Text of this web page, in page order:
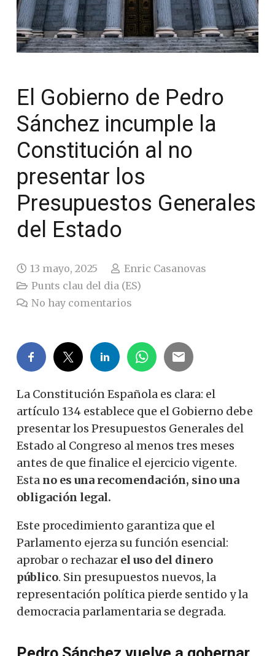
El Gobierno de Pedro
Sánchez incumple la
Constitución al no
presentar los
Presupuestos Generales
del Estado
13 mayo, 2025
Enric Casanovas
Punts clau del dia (ES)
No hay comentarios
La Constitución Española es clara: el
artículo 134 establece que el Gobierno debe
presentar los Presupuestos Generales del
Estado al Congreso al menos tres meses
antes de que finalice el ejercicio vigente.
Esta no es una recomendación, sino una
obligación legal.
Este procedimiento garantiza que el
Parlamento ejerza su función esencial:
aprobar o rechazar el uso del dinero
público. Sin presupuestos nuevos, la
representación política pierde sentido y la
democracia parlamentaria se degrada.